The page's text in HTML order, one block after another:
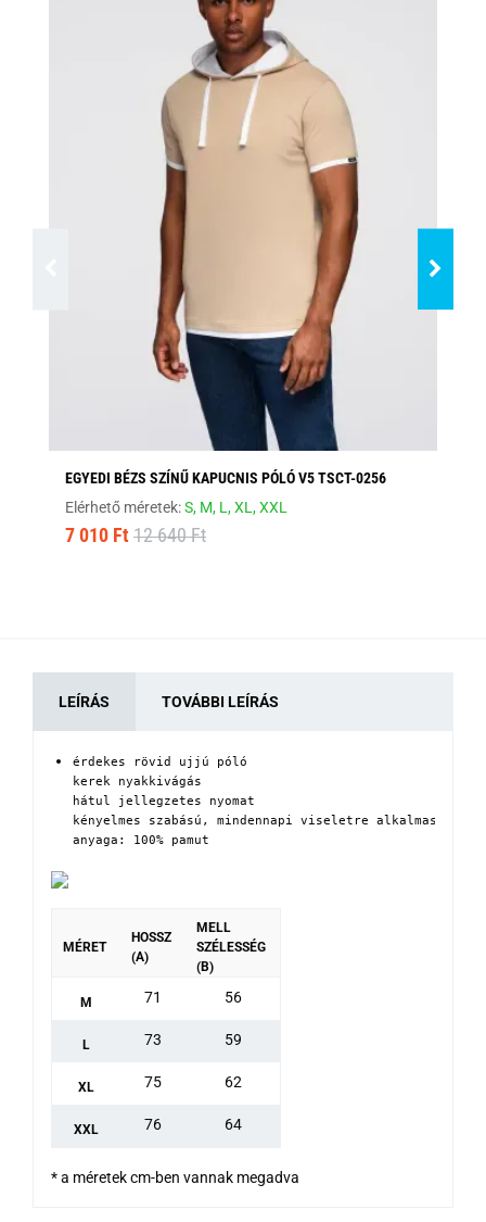
EGYEDI BÉZS SZÍNŰ KAPUCNIS PÓLÓ V5 TSCT-0256
Elérhető méretek:S, M, L,XL,XXL
7 010 Ft 12 640 Ft
LEÍRÁS TOVÁBBI LEÍRÁS
érdekes rövid ujjú póló
kerek nyakkivágás
hátul jellegzetes nyomat
kényelmes szabású, mindennapi viseletre alkalmas
anyaga: 100% pamut
MÉRET
HOSSZ
(A)
MELL
SZÉLESSÉG
(B)
M 71 56
L 73 59
XL 75 62
XXL 76 64
* a méretek cm-ben vannak megadva